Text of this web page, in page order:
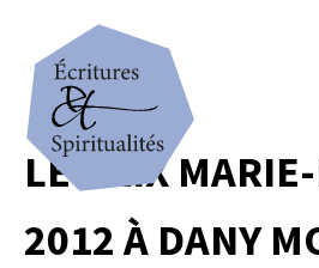
LE PRIX
2012 À DANY